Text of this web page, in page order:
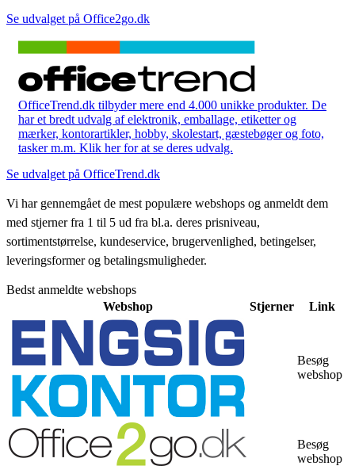
Se udvalget på Office2go.dk
OfficeTrend.dk tilbyder mere end 4.000 unikke produkter. De
har et bredt udvalg af elektronik, emballage, etiketter og
mærker, kontorartikler, hobby, skolestart, gæstebøger og foto,
tasker m.m. Klik her for at se deres udvalg.
Se udvalget på OfficeTrend.dk
Vi har gennemgået de mest populære webshops og anmeldt dem
med stjerner fra 1 til 5 ud fra bl.a. deres prisniveau,
sortimentstørrelse, kundeservice, brugervenlighed, betingelser,
leveringsformer og betalingsmuligheder.
Bedst anmeldte webshops
Webshop
Stjerner Link
Besøg
webshop
Besøg
webshop